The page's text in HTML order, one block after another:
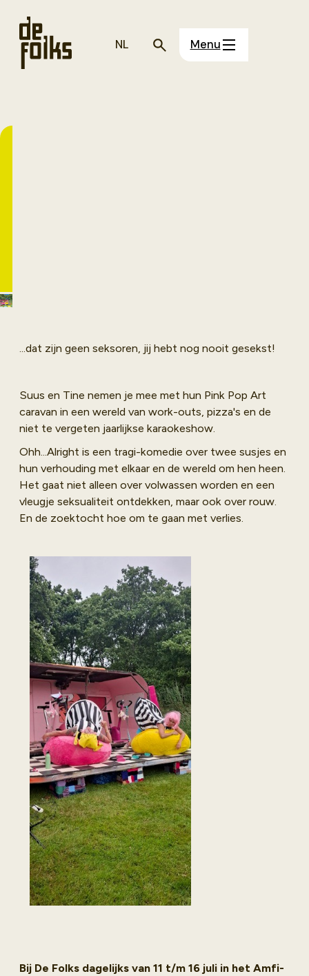
NL Menu
...dat zijn geen seksoren, jij hebt nog nooit gesekst!
Suus en Tine nemen je mee met hun Pink Pop Art
caravan in een wereld van work-outs, pizza's en de
niet te vergeten jaarlijkse karaokeshow.
Ohh...Alright is een tragi-komedie over twee susjes en
hun verhouding met elkaar en de wereld om hen heen.
Het gaat niet alleen over volwassen worden en een
vleugje seksualiteit ontdekken, maar ook over rouw.
En de zoektocht hoe om te gaan met verlies.
Bij De Folks dagelijks van 11 t/m 16 juli in het Amfi-